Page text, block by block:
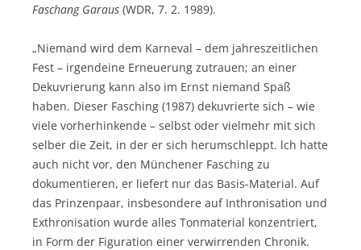
Faschang Garaus (WDR, 7. 2. 1989).
„Niemand wird dem Karneval – dem jahreszeitlichen
Fest – irgendeine Erneuerung zutrauen; an einer
Dekuvrierung kann also im Ernst niemand Spaß
haben. Dieser Fasching (1987) dekuvrierte sich – wie
viele vorherhinkende – selbst oder vielmehr mit sich
selber die Zeit, in der er sich herumschleppt. lch hatte
auch nicht vor, den Münchener Fasching zu
dokumentieren, er liefert nur das Basis-Material. Auf
das Prinzenpaar, insbesondere auf Inthronisation und
Exthronisation wurde alles Tonmaterial konzentriert,
in Form der Figuration einer verwirrenden Chronik.